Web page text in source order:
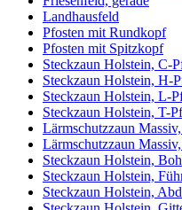
Landhausfeld
Pfosten mit Rundkopf
Pfosten mit Spitzkopf
Steckzaun Holstein, C-
Steckzaun Holstein, H-
Steckzaun Holstein, L-
Steckzaun Holstein, T-
Lärmschutzzaun
Lärmschutzzaun
Steckzaun Holstein,
Steckzaun Holstein,
Steckzaun Holstein,